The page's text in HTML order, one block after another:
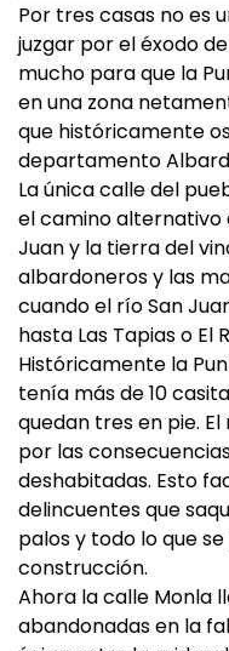
Por tres casas no es
juzgar por el éxodo
mucho para que la
en una zona
que históricamente
departamento
La única calle del
el camino alternativo
Juan y la tierra del
albardoneros y las
cuando el río San
hasta Las Tapias o El
Históricamente la
tenía más de 10
quedan tres en pie.
por las
deshabitadas. Esto
delincuentes que
palos y todo lo que
construcción.
Ahora la calle Monla
abandonadas en la